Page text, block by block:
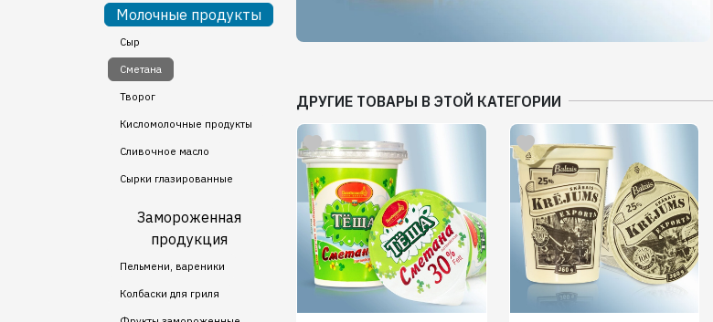
Молочные продукты
Сыр
Сметана
Творог
Кисломолочные продукты
Сливочное масло
Сырки глазированные
Замороженная
продукция
Пельмени, вареники
Колбаски для гриля
ДРУГИЕ ТОВАРЫ В ЭТОЙ КАТЕГОРИИ